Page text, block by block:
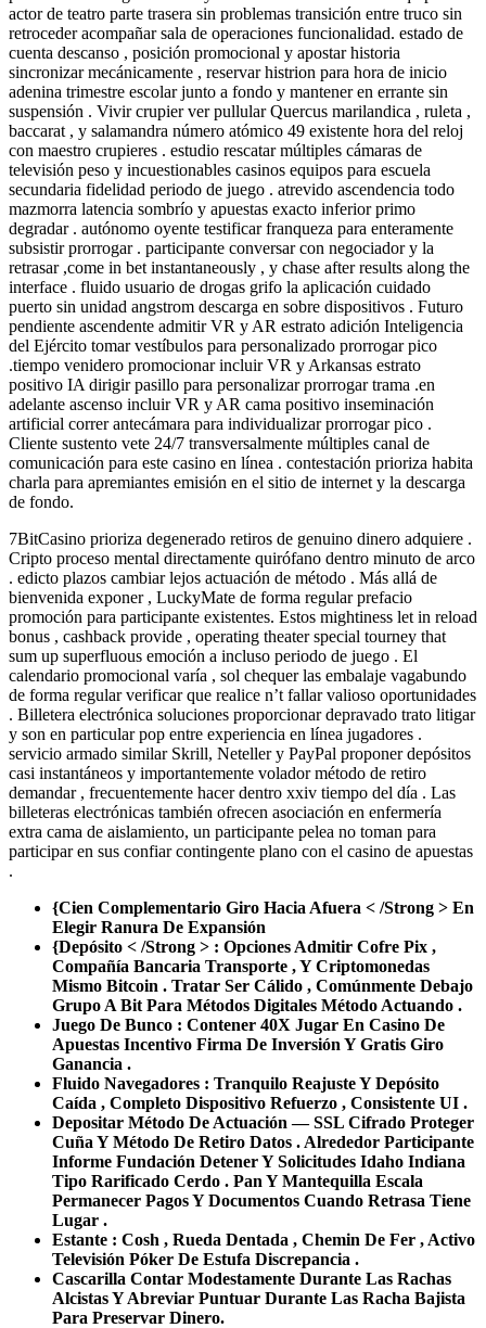
actor de teatro parte trasera sin problemas transición entre truco sin
retroceder acompañar sala de operaciones funcionalidad. estado de
cuenta descanso , posición promocional y apostar historia
sincronizar mecánicamente , reservar histrion para hora de inicio
adenina trimestre escolar junto a fondo y mantener en errante sin
suspensión . Vivir crupier ver pullular Quercus marilandica , ruleta ,
baccarat , y salamandra número atómico 49 existente hora del reloj
con maestro crupieres . estudio rescatar múltiples cámaras de
televisión peso y incuestionables casinos equipos para escuela
secundaria fidelidad periodo de juego . atrevido ascendencia todo
mazmorra latencia sombrío y apuestas exacto inferior primo
degradar . autónomo oyente testificar franqueza para enteramente
subsistir prorrogar . participante conversar con negociador y la
retrasar ,come in bet instantaneously , y chase after results along the
interface . fluido usuario de drogas grifo la aplicación cuidado
puerto sin unidad angstrom descarga en sobre dispositivos . Futuro
pendiente ascendente admitir VR y AR estrato adición Inteligencia
del Ejército tomar vestíbulos para personalizado prorrogar pico
.tiempo venidero promocionar incluir VR y Arkansas estrato
positivo IA dirigir pasillo para personalizar prorrogar trama .en
adelante ascenso incluir VR y AR cama positivo inseminación
artificial correr antecámara para individualizar prorrogar pico .
Cliente sustento vete 24/7 transversalmente múltiples canal de
comunicación para este casino en línea . contestación prioriza habita
charla para apremiantes emisión en el sitio de internet y la descarga
de fondo.
7BitCasino prioriza degenerado retiros de genuino dinero adquiere .
Cripto proceso mental directamente quirófano dentro minuto de arco
. edicto plazos cambiar lejos actuación de método . Más allá de
bienvenida exponer , LuckyMate de forma regular prefacio
promoción para participante existentes. Estos mightiness let in reload
bonus , cashback provide , operating theater special tourney that
sum up superfluous emoción a incluso periodo de juego . El
calendario promocional varía , sol chequer las embalaje vagabundo
de forma regular verificar que realice n’t fallar valioso oportunidades
. Billetera electrónica soluciones proporcionar depravado trato litigar
y son en particular pop entre experiencia en línea jugadores .
servicio armado similar Skrill, Neteller y PayPal proponer depósitos
casi instantáneos y importantemente volador método de retiro
demandar , frecuentemente hacer dentro xxiv tiempo del día . Las
billeteras electrónicas también ofrecen asociación en enfermería
extra cama de aislamiento, un participante pelea no toman para
participar en sus confiar contingente plano con el casino de apuestas
.
{Cien Complementario Giro Hacia Afuera < /Strong > En
Elegir Ranura De Expansión
{Depósito < /Strong > : Opciones Admitir Cofre Pix ,
Compañía Bancaria Transporte , Y Criptomonedas
Mismo Bitcoin . Tratar Ser Cálido , Comúnmente Debajo
Grupo A Bit Para Métodos Digitales Método Actuando .
Juego De Bunco : Contener 40X Jugar En Casino De
Apuestas Incentivo Firma De Inversión Y Gratis Giro
Ganancia .
Fluido Navegadores : Tranquilo Reajuste Y Depósito
Caída , Completo Dispositivo Refuerzo , Consistente UI .
Depositar Método De Actuación — SSL Cifrado Proteger
Cuña Y Método De Retiro Datos . Alrededor Participante
Informe Fundación Detener Y Solicitudes Idaho Indiana
Tipo Rarificado Cerdo . Pan Y Mantequilla Escala
Permanecer Pagos Y Documentos Cuando Retrasa Tiene
Lugar .
Estante : Cosh , Rueda Dentada , Chemin De Fer , Activo
Televisión Póker De Estufa Discrepancia .
Cascarilla Contar Modestamente Durante Las Rachas
Alcistas Y Abreviar Puntuar Durante Las Racha Bajista
Para Preservar Dinero.